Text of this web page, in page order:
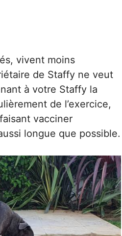
vivent moins
de Staffy ne veut
à votre Staffy la
de l’exercice,
vacciner
longue que possible.